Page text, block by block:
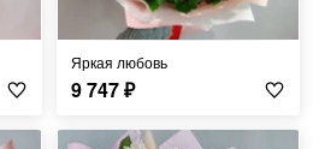
Яркая любовь
9 747₽